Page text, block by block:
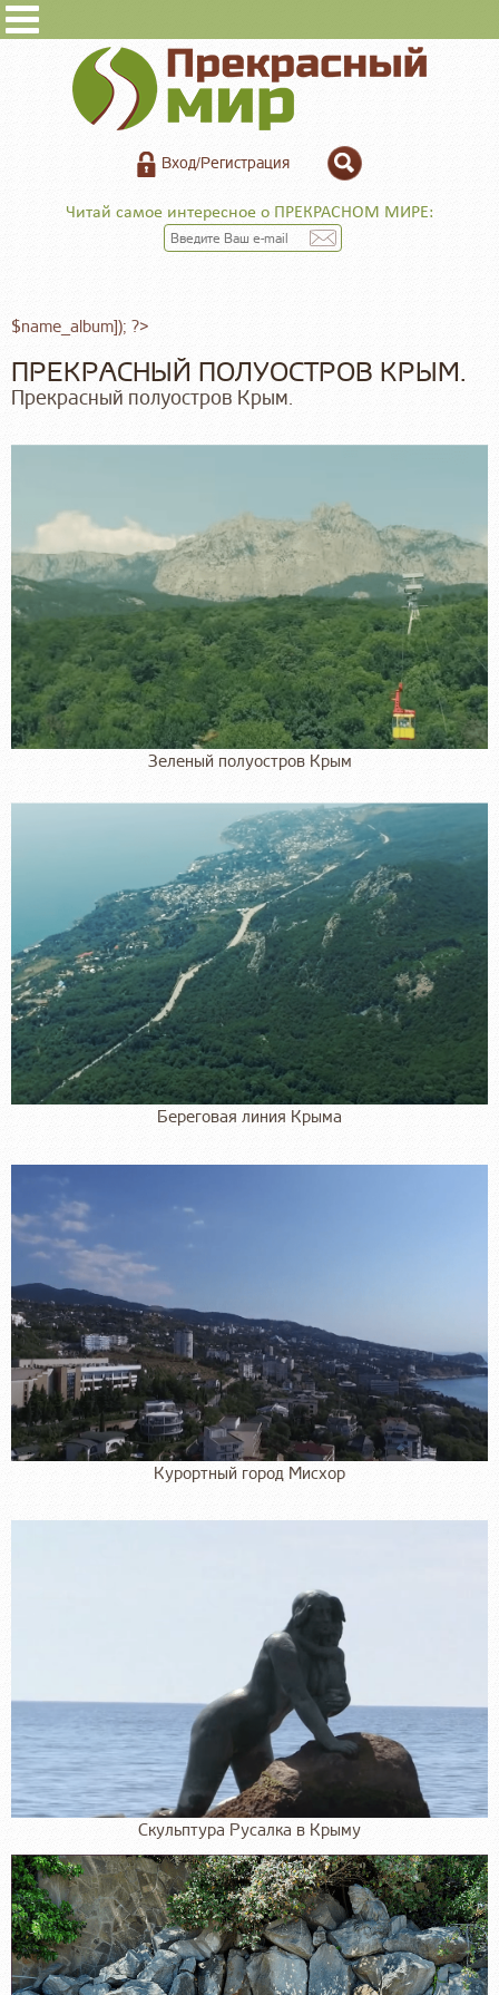
Вход/Регистрация
Читай самое интересное о ПРЕКРАСНОМ МИРЕ:
$name_album]); ?>
ПРЕКРАСНЫЙ ПОЛУОСТРОВ КРЫМ.
Прекрасный полуостров Крым.
Зеленый полуостров Крым
Береговая линия Крыма
Курортный город Мисхор
Скульптура Русалка в Крыму